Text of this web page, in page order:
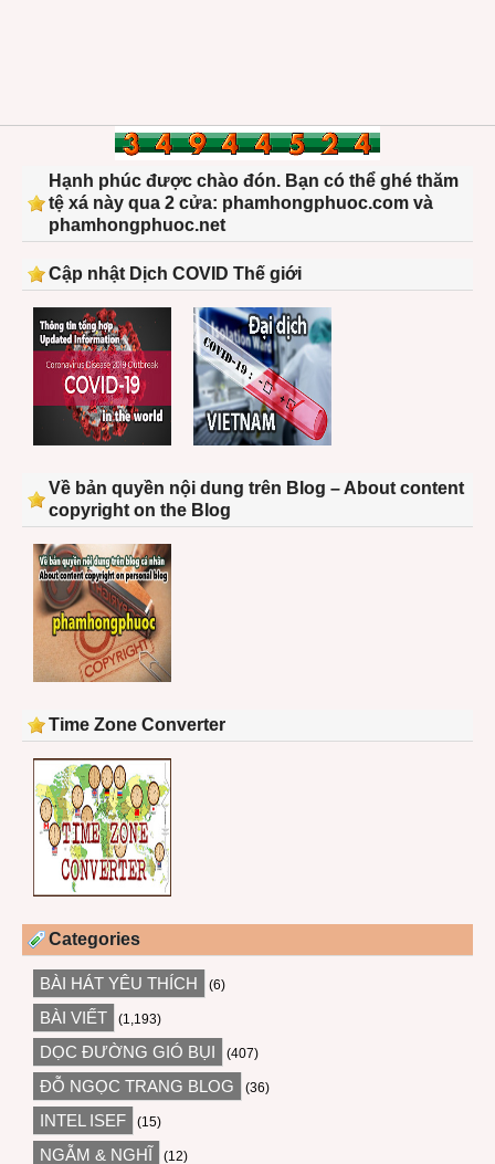
Hạnh phúc được chào đón. Bạn có thể ghé thăm
tệ xá này qua 2 cửa: phamhongphuoc.com và
phamhongphuoc.net
Cập nhật Dịch COVID Thế giới
Về bản quyền nội dung trên Blog – About content
copyright on the Blog
Time Zone Converter
Categories
BÀI HÁT YÊU THÍCH (6)
BÀI VIẾT (1,193)
DỌC ĐƯỜNG GIÓ BỤI (407)
ĐỖ NGỌC TRANG BLOG (36)
INTEL ISEF (15)
NGẪM & NGHĨ (12)